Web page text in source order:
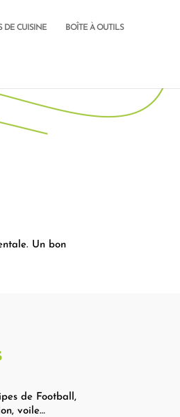
DE CUISINE BOÎTE À OUTILS
Un bon
de Football,
voile…